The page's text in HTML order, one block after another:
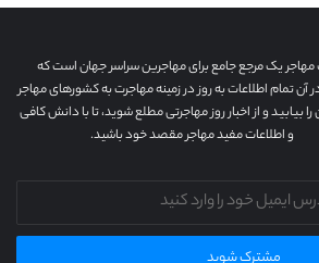
یک مرجع جامع برای مهاجرین سراسر جهان است که
آن تمام اطلاعات به روز در زمینه مهاجرت به کشورهای مهاجر
را بیابید و از اخبار روز مهاجرتی مطلع شوید، تا با دانش کافی
و اطلاعات مفید مهاجر مقصد خود باشید.